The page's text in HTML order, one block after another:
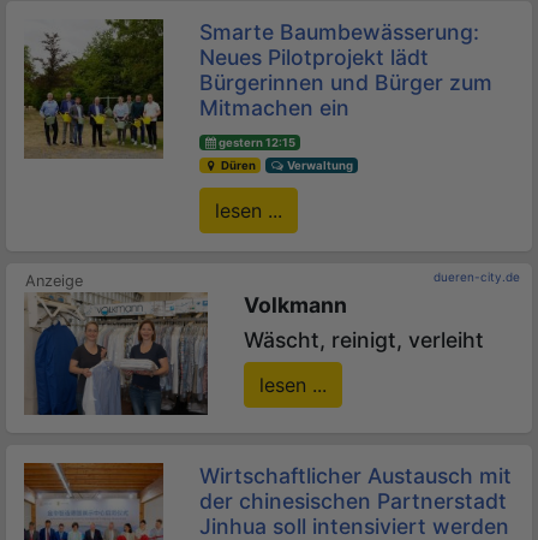
Smarte Baumbewässerung:
Neues Pilotprojekt lädt
Bürgerinnen und Bürger zum
Mitmachen ein
gestern 12:15
Düren
Verwaltung
lesen ...
dueren-city.de
Volkmann
Wäscht, reinigt, verleiht
lesen ...
Wirtschaftlicher Austausch mit
der chinesischen Partnerstadt
Jinhua soll intensiviert werden